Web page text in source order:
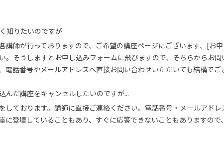
知りたいのですが
講師が行っておりますので、ご希望の講座ページにございます、[お
。そうしますとお申し込みフォームに飛びますので、そちらからお
電話番号やメールアドレスへ直接お問い合わせいただいても結構でご
んだ講座をキャンセルしたいのですが...
しております。講師に直接ご連絡ください。電話番号・メールアド
に登壇していることもあり、すぐに応答できないこともありますので